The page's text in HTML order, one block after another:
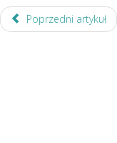
Poprzedni artykuł